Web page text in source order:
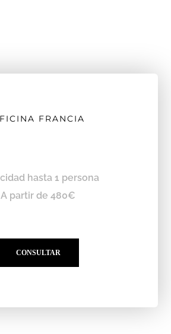
FRANCIA
hasta 1 persona
A partir de 480€
CONSULTAR